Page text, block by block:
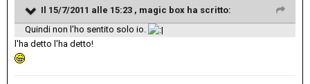
Il 15/7/2011 alle 15:23 , magic box ha scritto:
Quindi non l'ho sentito solo io.
l'ha detto l'ha detto!